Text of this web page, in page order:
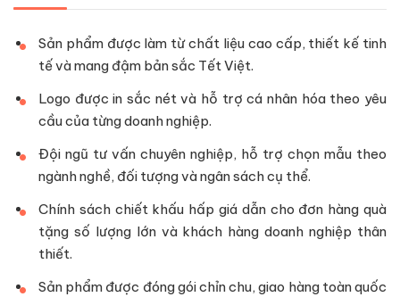
Sản phẩm được làm từ chất liệu cao cấp, thiết kế tinh
tế và mang đậm bản sắc Tết Việt.
Logo được in sắc nét và hỗ trợ cá nhân hóa theo yêu
cầu của từng doanh nghiệp.
Đội ngũ tư vấn chuyên nghiệp, hỗ trợ chọn mẫu theo
ngành nghề, đối tượng và ngân sách cụ thể.
Chính sách chiết khấu hấp giá dẫn cho đơn hàng quà
tặng số lượng lớn và khách hàng doanh nghiệp thân
thiết.
Sản phẩm được đóng gói chỉn chu, giao hàng toàn quốc